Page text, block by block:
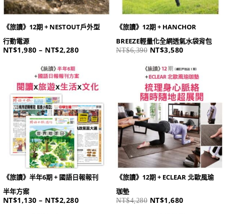
《旅讀》12期 + NESTOUT戶外型
行動電源
NT$1,980 – NT$2,280
《旅讀》12期 + HANCHOR
BREEZE輕量化全網透氣水袋背包
NT$6,390 NT$3,580
《旅讀》半年6期 + 國語日報報刊
半年方案
NT$1,130 – NT$2,280
範
圍：
NT$1,130
NT$2,280
《旅讀》12期 + ECLEAR 北歐風瑜
珈墊
NT$4,280
始
價
格：
NT$4,280。
NT$1,680
前
價
格：
NT$1,680。